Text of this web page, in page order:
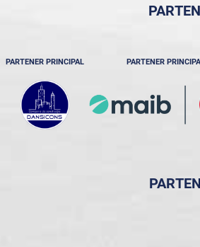
PARTENER PRINCIPAL PARTENER